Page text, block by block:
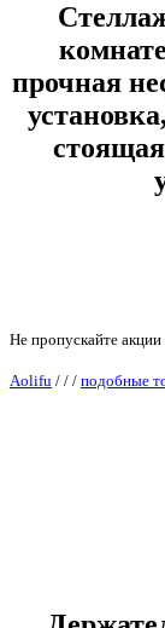
прочная
Не пропускайте
Aolifu / / / подобные